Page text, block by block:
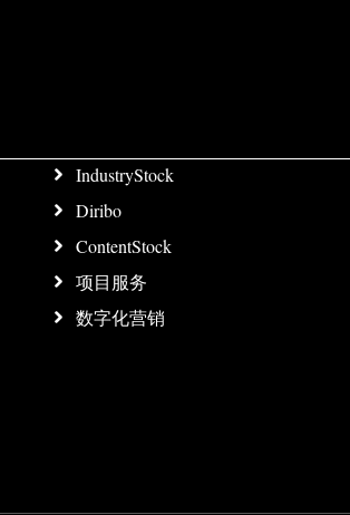
IndustryStock
Diribo
ContentStock
项目服务
数字化营销